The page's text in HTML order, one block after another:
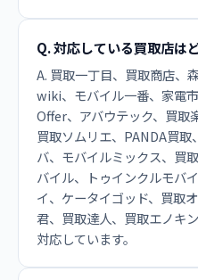
Q. 対応している買取店は
A. 買取一丁目、買取商店、
wiki、モバイル一番、家電
Offer、アバウテック、買取
買取ソムリエ、PANDA買
バ、モバイルミックス、買
バイル、トゥインクルモバ
イ、ケータイゴッド、買取
君、買取達人、買取エノキ
対応しています。